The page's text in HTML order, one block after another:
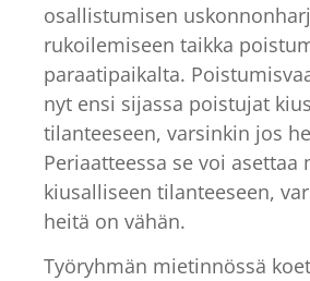
osallistumisen
rukoilemiseen taikka
paraatipaikalta.
nyt ensi sijassa poistujat
tilanteeseen, varsinkin jos
Periaatteessa se voi asettaa
kiusalliseen tilanteeseen,
heitä on vähän.
Työryhmän mietinnössä